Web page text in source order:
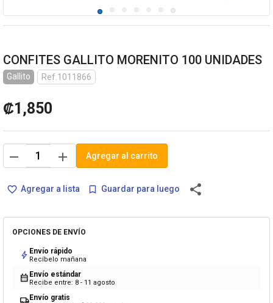
CONFITES GALLITO MORENITO 100 UNIDADES
Gallito Ref.1011866
₡1,850
remove add Agregar al carrito
favorite_border Agregar a lista bookmark_border Guardar para luego share
OPCIONES DE ENVÍO
bolt Envío rápido
Recíbelo mañana
calendar_month Envío estándar
Recibe entre: 8 - 11 agosto
Envío gratis